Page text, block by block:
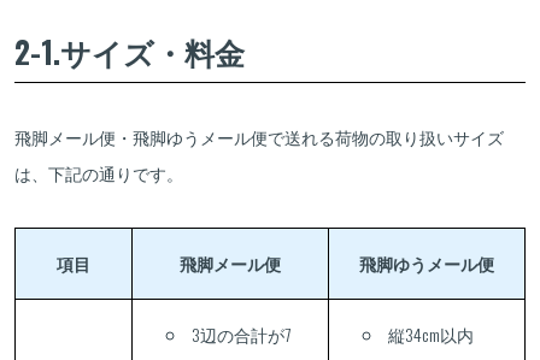
2-1.サイズ・料金
飛脚メール便・飛脚ゆうメール便で送れる荷物の取り扱いサイズ
は、下記の通りです。
項目 飛脚メール便 飛脚ゆうメール便
3辺の合計が7
縦34cm以内